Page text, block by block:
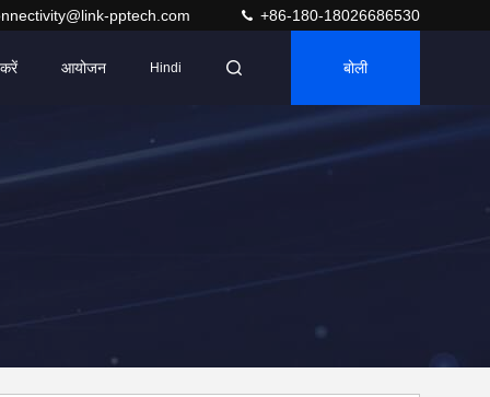
pptech.com +86-180-18026686530
आयोजन Hindi बोली